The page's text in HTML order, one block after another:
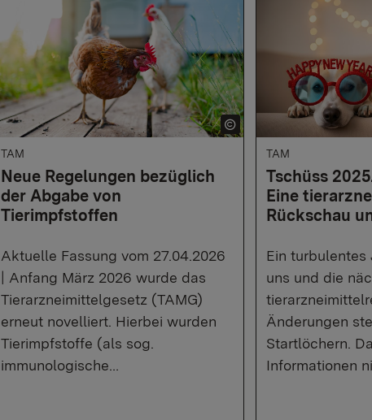
Neue Regelungen bezüglich
der Abgabe von
Tierimpfstoffen
TAM
Aktuelle Fassung vom 27.04.2026
| Anfang März 2026 wurde das
Tierarzneimittelgesetz (TAMG)
erneut novelliert. Hierbei wurden
Tierimpfstoffe (als sog.
immunologische…
Tschüss
Eine
Rückschau
TAM
Ein
uns und die
Änderungen
Startlöchern.
Informationen